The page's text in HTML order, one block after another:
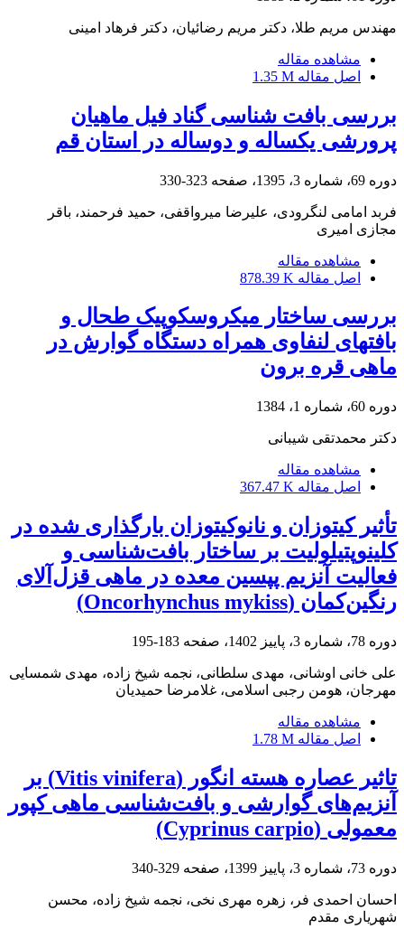
مهندس مریم طلا، دکتر مریم رضائیان، دکتر فرهاد امینی
مشاهده مقاله
اصل مقاله 1.35 M
بررسی بافت شناسی گناد فیل ماهیان
پرورشی یکساله و دوساله در استان قم
دوره 69، شماره 3، 1395، صفحه 323-330
فربد امامی لنگرودی، علیرضا میرواقفی، حمید فرحمند، باقر
مجازی امیری
مشاهده مقاله
اصل مقاله 878.39 K
بررسی ساختار میکروسکوپیک طحال و
بافتهای لنفاوی همراه دستگاه گوارش در
ماهی قره برون
دوره 60، شماره 1، 1384
دکتر محمدتقی شیبانی
مشاهده مقاله
اصل مقاله 367.47 K
تأثیر کیتوزان و نانوکیتوزان بارگذاری شده در
کلینوپتیلولیت بر ساختار بافت‌شناسی و
فعالیت آنزیم پپسین معده در ماهی قزل‌آلای
رنگین‌کمان (Oncorhynchus mykiss)
دوره 78، شماره 3، پاییز 1402، صفحه 183-195
علی خانی اوشانی، مهدی سلطانی، نجمه شیخ زاده، مهدی شمسایی
مهرجان، هومن رجبی اسلامی، غلامرضا حمیدیان
مشاهده مقاله
اصل مقاله 1.78 M
تاثیر عصاره هسته انگور (Vitis vinifera) بر
آنزیم‌های گوارشی و بافت‌شناسی ماهی کپور
معمولی (Cyprinus carpio)
دوره 73، شماره 3، پاییز 1399، صفحه 329-340
احسان احمدی فر، زهره مهری نخی، نجمه شیخ زاده، محسن
شهریاری مقدم